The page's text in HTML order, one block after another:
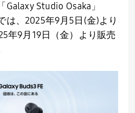
Galaxy Studio Osaka 」
は、 2025年9月 5日 (金)より
年9月 19日（金）より販売